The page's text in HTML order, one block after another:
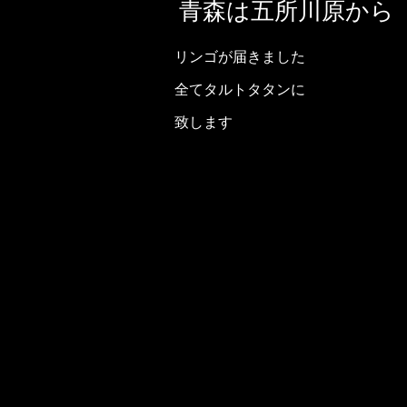
青森は五所川原か
リンゴが届きました
全てタルトタタンに
致します